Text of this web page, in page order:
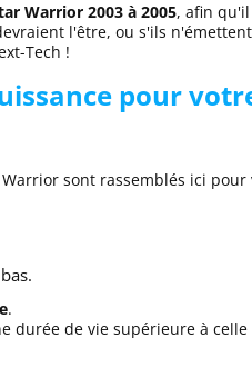
Warrior 2003 à 2005, afin qu'il
l'être, ou s'ils
Tech !
pour
sont rassemblés ici pour
.
durée de vie supérieure à celle